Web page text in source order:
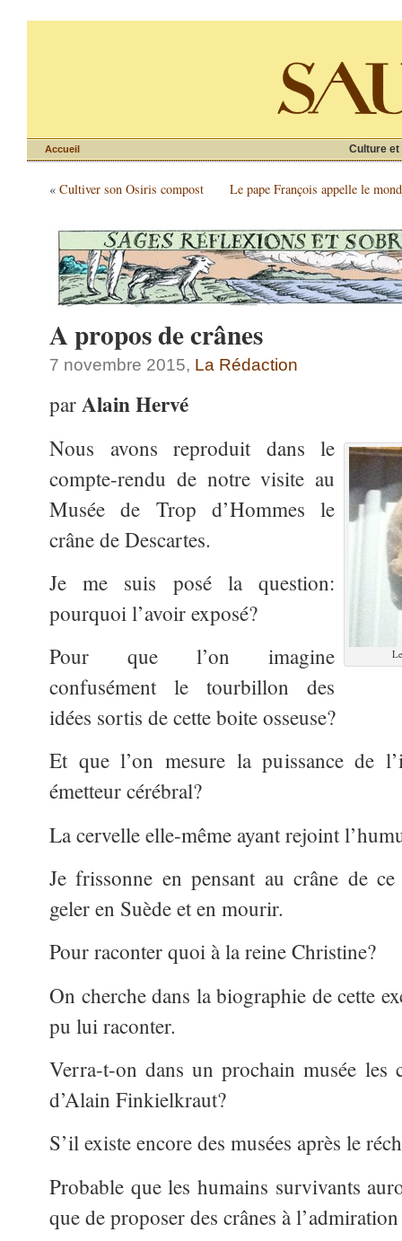
Culture et
Accueil
« Cultiver son Osiris compost Le pape François appelle le
A propos de crânes
7 novembre 2015, La Rédaction
parAlain Hervé
Nous avons reproduit dans le
compte-rendu de notre visite au
Musée de Trop d’Hommes le
crâne de Descartes.
Je me suis posé la question:
pourquoi l’avoir exposé?
Pour que l’on imagine
confusément le tourbillon des
idées sortis de cette boite osseuse?
Et que l’on mesure la puissance de
émetteur cérébral?
La cervelle elle-même ayant rejoint
Je frissonne en pensant au crâne de
geler en Suède et en mourir.
Pour raconter quoi à la reine Christine?
On cherche dans la biographie de cette
pu lui raconter.
Verra-t-on dans un prochain musée les
d’Alain Finkielkraut?
S’il existe encore des musées après le
Probable que les humains survivants
que de proposer des crânes à